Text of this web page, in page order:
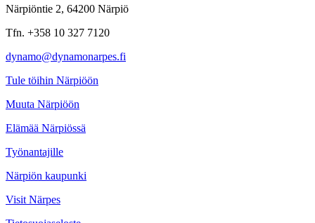
Närpiöntie 2, 64200 Närpiö
Tfn. +358 10 327 7120
dynamo@dynamonarpes.fi
Tule töihin Närpiöön
Muuta Närpiöön
Elämää Närpiössä
Työnantajille
Närpiön kaupunki
Visit Närpes